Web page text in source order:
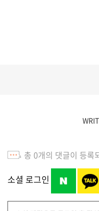
총 0개의 댓글이 등록
소셜 로그인